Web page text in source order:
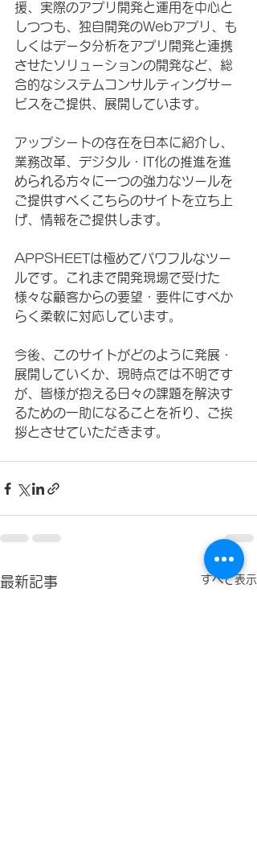
援、実際のアプリ開発と運用を中心と
しつつも、独自開発のWebアプリ、も
しくはデータ分析をアプリ開発と連携
させたソリューションの開発など、総
合的なシステムコンサルティングサー
ビスをご提供、展開しています。
アップシートの存在を日本に紹介し、
業務改革、デジタル・IT化の推進を進
められる方々に一つの強力なツールを
ご提供すべくこちらのサイトを立ち上
げ、情報をご提供します。
APPSHEETは極めてパワフルなツー
ルです。これまで開発現場で受けた
様々な顧客からの要望・要件にすべか
らく柔軟に対応しています。
今後、このサイトがどのように発展・
展開していくか、現時点では不明です
が、皆様が抱える日々の課題を解決す
るための一助になることを祈り、ご挨
拶とさせていただきます。
最新記事 すべて表示